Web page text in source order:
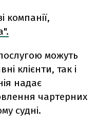
компанії,
можуть
клієнти, так і
надає
чартерних
судні.